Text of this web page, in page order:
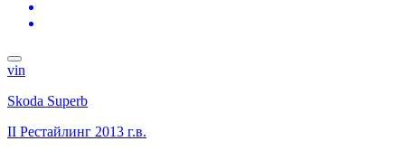
vin
Skoda Superb
II Рестайлинг 2013 г.в.